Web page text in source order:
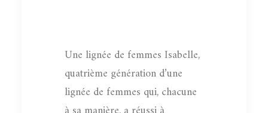
Une lignée de femmes Isabelle,
quatrième génération d’une
lignée de femmes qui, chacune